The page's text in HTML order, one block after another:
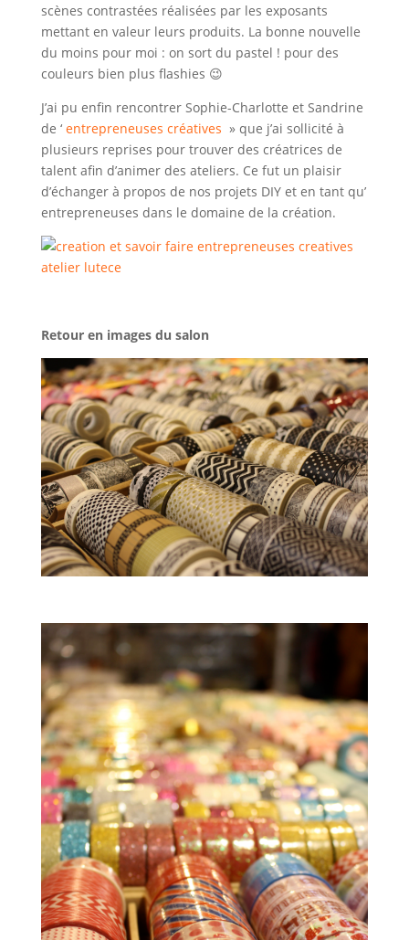
scènes contrastées réalisées par les exposants
mettant en valeur leurs produits. La bonne nouvelle
du moins pour moi : on sort du pastel ! pour des
couleurs bien plus flashies 😉
J’ai pu enfin rencontrer Sophie-Charlotte et Sandrine
de ‘ entrepreneuses créatives » que j’ai sollicité à
plusieurs reprises pour trouver des créatrices de
talent afin d’animer des ateliers. Ce fut un plaisir
d’échanger à propos de nos projets DIY et en tant qu’
entrepreneuses dans le domaine de la création.
Retour en images du salon